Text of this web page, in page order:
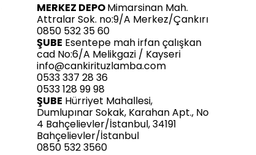
MERKEZ DEPOMimarsinan Mah.
Attralar Sok. no:9/A Merkez/Çankırı
0850 532 35 60
ŞUBE Esentepe mah irfan çalışkan
cad No:6/A Melikgazi / Kayseri
info@cankirituzlamba.com
0533 337 28 36
0533 128 99 98
ŞUBE Hürriyet Mahallesi,
Dumlupınar Sokak, Karahan Apt., No
4 Bahçelievler/İstanbul, 34191
Bahçelievler/İstanbul
0850 532 3560